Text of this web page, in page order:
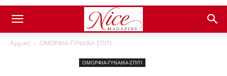
Αρχική ΟΜΟΡΦΙΑ-ΓΥΝΑΙΚΑ-ΣΠΙΤΙ
ΟΜΟΡΦΙΑ-ΓΥΝΑΙΚΑ-ΣΠΙΤΙ